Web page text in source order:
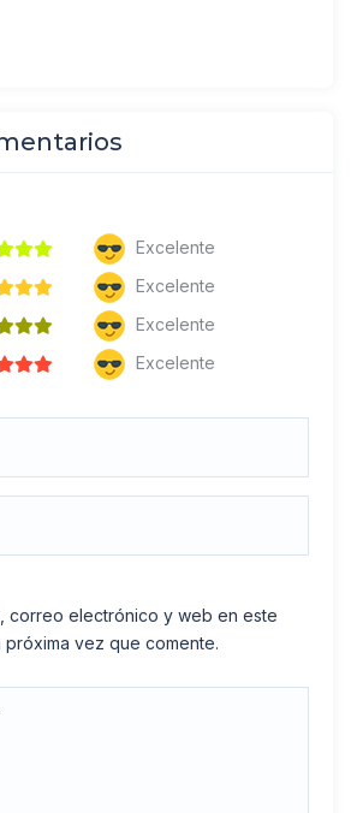
Excelente
Excelente
Excelente
Excelente
correo electrónico y web en este
vez que comente.